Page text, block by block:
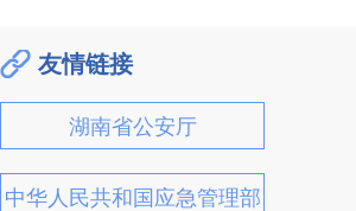
友情链接
湖南省公安厅
中华人民共和国应急管理部